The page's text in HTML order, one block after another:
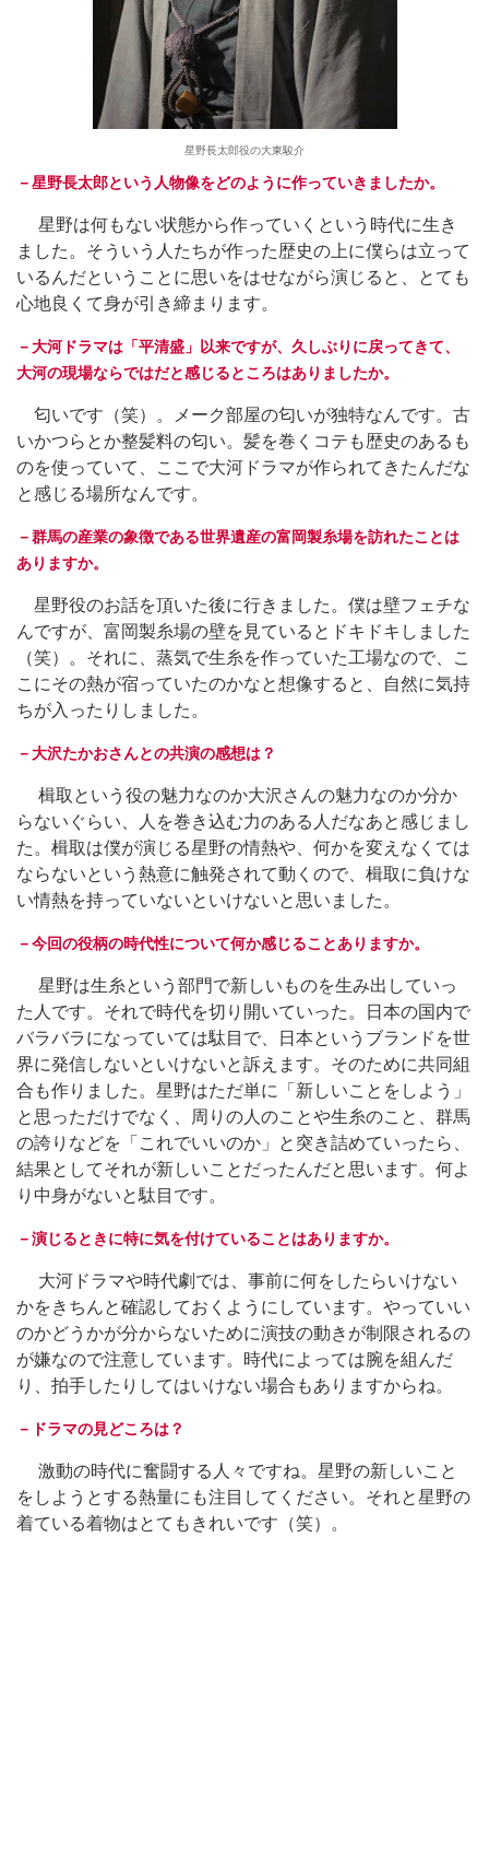
星野長太郎役の大東駿介
－星野長太郎という人物像をどのように作っていきましたか。
星野は何もない状態から作っていくという時代に生き
ました。そういう人たちが作った歴史の上に僕らは立って
いるんだということに思いをはせながら演じると、とても
心地良くて身が引き締まります。
－大河ドラマは「平清盛」以来ですが、久しぶりに戻ってきて、
大河の現場ならではだと感じるところはありましたか。
匂いです（笑）。メーク部屋の匂いが独特なんです。古
いかつらとか整髪料の匂い。髪を巻くコテも歴史のあるも
のを使っていて、ここで大河ドラマが作られてきたんだな
と感じる場所なんです。
－群馬の産業の象徴である世界遺産の富岡製糸場を訪れたことは
ありますか。
星野役のお話を頂いた後に行きました。僕は壁フェチな
んですが、富岡製糸場の壁を見ているとドキドキしました
（笑）。それに、蒸気で生糸を作っていた工場なので、こ
こにその熱が宿っていたのかなと想像すると、自然に気持
ちが入ったりしました。
－大沢たかおさんとの共演の感想は？
楫取という役の魅力なのか大沢さんの魅力なのか分か
らないぐらい、人を巻き込む力のある人だなあと感じまし
た。楫取は僕が演じる星野の情熱や、何かを変えなくては
ならないという熱意に触発されて動くので、楫取に負けな
い情熱を持っていないといけないと思いました。
－今回の役柄の時代性について何か感じることありますか。
星野は生糸という部門で新しいものを生み出していっ
た人です。それで時代を切り開いていった。日本の国内で
バラバラになっていては駄目で、日本というブランドを世
界に発信しないといけないと訴えます。そのために共同組
合も作りました。星野はただ単に「新しいことをしよう」
と思っただけでなく、周りの人のことや生糸のこと、群馬
の誇りなどを「これでいいのか」と突き詰めていったら、
結果としてそれが新しいことだったんだと思います。何よ
り中身がないと駄目です。
－演じるときに特に気を付けていることはありますか。
大河ドラマや時代劇では、事前に何をしたらいけない
かをきちんと確認しておくようにしています。やっていい
のかどうかが分からないために演技の動きが制限されるの
が嫌なので注意しています。時代によっては腕を組んだ
り、拍手したりしてはいけない場合もありますからね。
－ドラマの見どころは？
激動の時代に奮闘する人々ですね。星野の新しいこと
をしようとする熱量にも注目してください。それと星野の
着ている着物はとてもきれいです（笑）。